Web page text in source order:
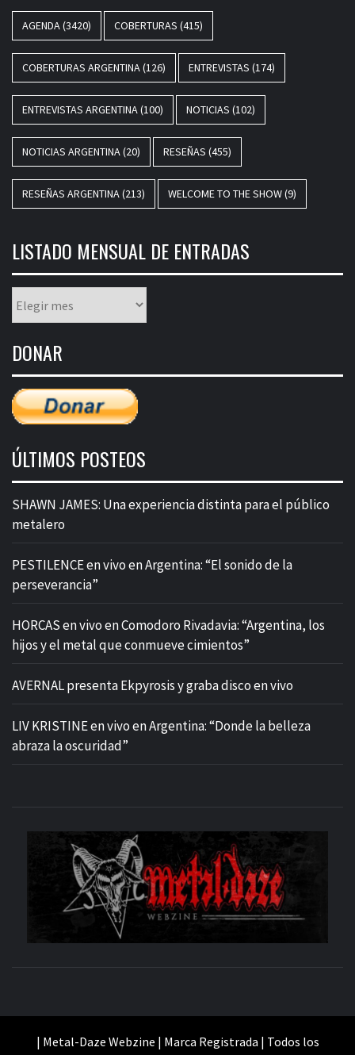
AGENDA(3420) COBERTURAS (415)
COBERTURAS ARGENTINA(126) ENTREVISTAS (174)
ENTREVISTAS ARGENTINA(100) NOTICIAS (102)
NOTICIAS ARGENTINA(20) RESEÑAS (455)
RESEÑAS ARGENTINA(213) WELCOME TO THE SHOW(9)
LISTADO MENSUAL DE ENTRADAS
mensual
entradas
DONAR
ÚLTIMOS POSTEOS
SHAWN JAMES: Una experiencia distinta para el público
metalero
PESTILENCE en vivo en Argentina: “El sonido de la
perseverancia”
HORCAS en vivo en Comodoro Rivadavia: “Argentina, los
hijos y el metal que conmueve cimientos”
AVERNAL presenta Ekpyrosis y graba disco en vivo
LIV KRISTINE en vivo en Argentina: “Donde la belleza
abraza la oscuridad”
| Metal-Daze Webzine | Marca Registrada | Todos los